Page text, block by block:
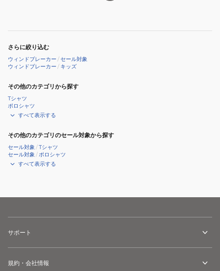
さらに絞り込む
ウィンドブレーカー /セール対象
ウィンドブレーカー / キッズ
その他のカテゴリから探す
Tシャツ
ポロシャツ
すべて表示する
その他のカテゴリのセール対象から探す
セール対象 /Tシャツ
セール対象 /ポロシャツ
すべて表示する
サポート
規約・会社情報